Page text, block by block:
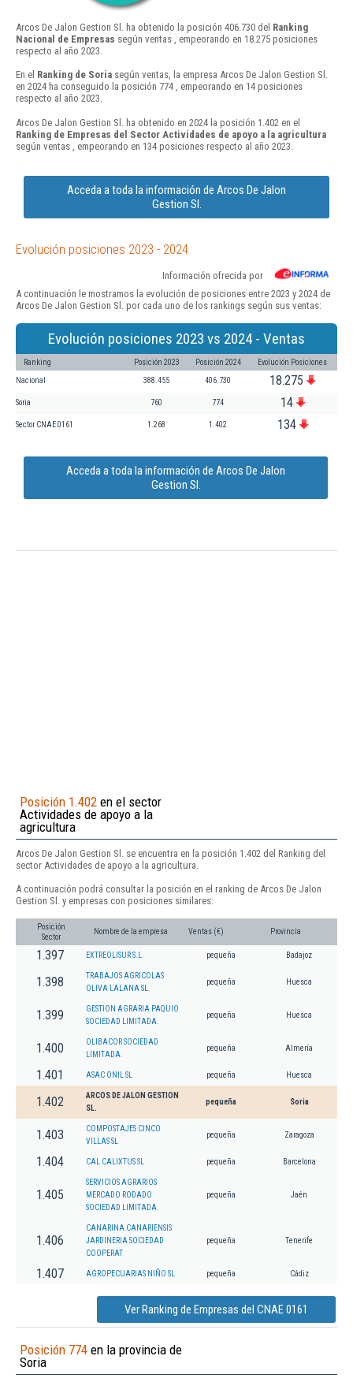
Arcos De Jalon Gestion Sl. ha obtenido la posición 406.730 del Ranking
Nacional de Empresas según ventas , empeorando en 18.275 posiciones
respecto al año 2023.
En el Ranking de Soria según ventas, la empresa Arcos De Jalon Gestion Sl.
en 2024 ha conseguido la posición 774 , empeorando en 14 posiciones
respecto al año 2023.
Arcos De Jalon Gestion Sl. ha obtenido en 2024 la posición 1.402 en el
Ranking de Empresas del Sector Actividades de apoyo a la agricultura
según ventas , empeorando en 134 posiciones respecto al año 2023.
Acceda a toda la información de Arcos De Jalon
Gestion Sl.
Evolución posiciones 2023 - 2024
Información ofrecida por
A continuación le mostramos la evolución de posiciones entre 2023 y 2024 de
Arcos De Jalon Gestion Sl. por cada uno de los rankings según sus ventas:
Evolución posiciones 2023 vs 2024 - Ventas
Ranking Posición 2023 Posición 2024 Evolución Posiciones
Nacional 388.455 406.730 18.275
Soria 760 774 14
Sector CNAE 0161 1.268 1.402 134
Acceda a toda la información de Arcos De Jalon
Gestion Sl.
Posición 1.402 en el sector
Actividades de apoyo a la
agricultura
Arcos De Jalon Gestion Sl. se encuentra en la posición 1.402 del Ranking del
sector Actividades de apoyo a la agricultura.
A continuación podrá consultar la posición en el ranking de Arcos De Jalon
Gestion Sl. y empresas con posiciones similares:
Posición
Sector
Nombre de la empresa Ventas (€) Provincia
1.397 EXTREOLISUR S.L. pequeña Badajoz
1.398
TRABAJOS AGRICOLAS
OLIVA LALANA SL.
pequeña Huesca
1.399
GESTION AGRARIA PAQUIO
SOCIEDAD LIMITADA.
pequeña Huesca
1.400
OLIBACOR SOCIEDAD
LIMITADA.
pequeña Almería
1.401 ASAC ONIL SL pequeña Huesca
1.402
ARCOS DE JALON GESTION
SL.
pequeña Soria
1.403
COMPOSTAJES CINCO
VILLAS SL
pequeña Zaragoza
1.404 CAL CALIXTUS SL pequeña Barcelona
1.405
SERVICIOS AGRARIOS
MERCADO RODADO
SOCIEDAD LIMITADA.
pequeña Jaén
1.406
CANARINA CANARIENSIS
JARDINERIA SOCIEDAD
COOPERAT
pequeña Tenerife
1.407 AGROPECUARIAS NIÑO SL pequeña Cádiz
Ver Ranking de Empresas del CNAE 0161
Posición 774 en la provincia de
Soria